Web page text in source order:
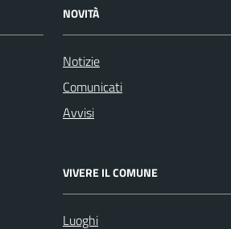
NOVITÀ
Notizie
Comunicati
Avvisi
VIVERE IL COMUNE
Luoghi